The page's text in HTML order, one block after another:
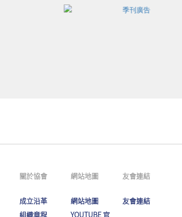
關於協會
成立沿革
組織章程
網站地圖
網站地圖
YOUTUBE 官
友會連結
友會連結